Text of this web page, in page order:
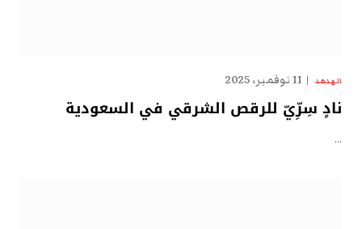
الهدهد 11 نوفمبر، 2025
نادٍ سِرِّيّ للرقص الشرقي في السعودية
…